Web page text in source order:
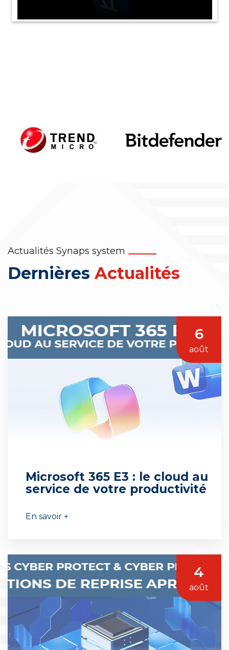
Actualités Synaps system
Dernières Actualités
6
août
Microsoft 365 E3 : le cloud au
service de votre productivité
En savoir +
4
août